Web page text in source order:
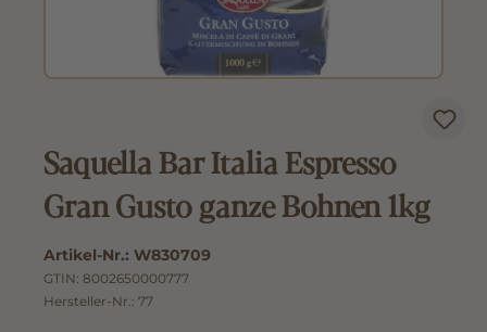
Saquella Bar Italia Espresso
Gran Gusto ganze Bohnen 1kg
Artikel-Nr.: W830709
GTIN: 8002650000777
Hersteller-Nr.: 77